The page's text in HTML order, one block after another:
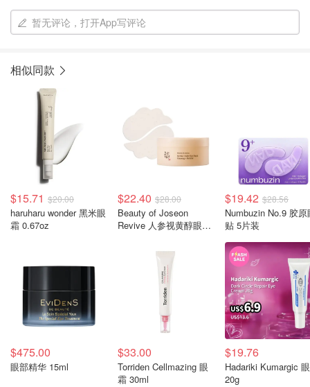
暂无评论，打开App写评论
相似同款
$15.71 $20.00
haruharu wonder 黑米眼
霜 0.67oz
$22.40 $28.00
Beauty of Joseon
Revive 人参视黄醇眼贴
$19.42 $28.56
Numbuzin No.9 胶原
贴 5片装
$475.00
眼部精华 15ml
$33.00
Torriden Cellmazing 眼
霜 30ml
$19.76
Hadariki Kumargic
20g